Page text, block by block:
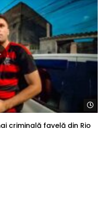
criminală favelă din Rio